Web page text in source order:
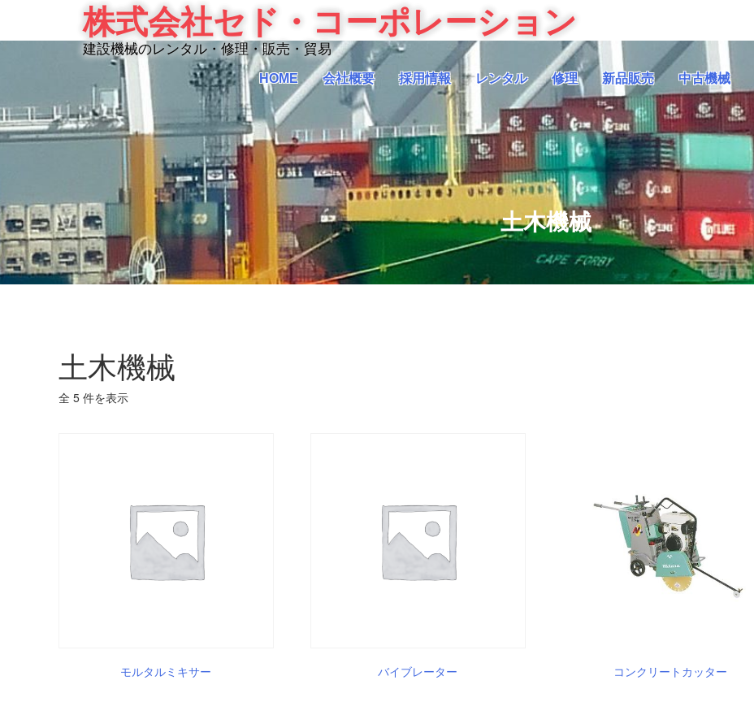
content
株式会社セド・コーポレーション
建設機械のレンタル・修理・販売・貿易
HOME 会社概要 採用情報 レンタル 修理 新品販売 中古機械
土木機械
土木機械
全 5 件を表示
モルタルミキサー バイブレーター コンクリートカッター